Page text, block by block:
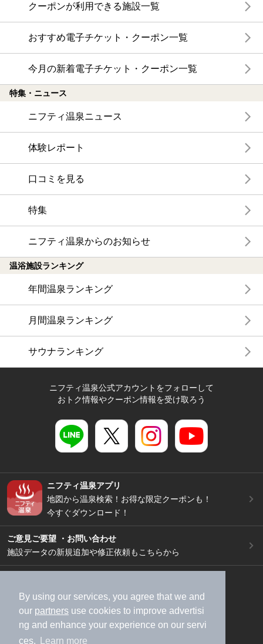
By using our services, you agree that we and
our partners use cookies to improve advertisi
ng and enhance your experience on our servi
ces.
Learn more
クーポンが利用できる施設一覧
おすすめ電子チケット・クーポン一覧
今月の新着電子チケット・クーポン一覧
特集・ニュース
ニフティ温泉ニュース
体験レポート
口コミを見る
特集
ニフティ温泉からのお知らせ
温浴施設ランキング
年間温泉ランキング
月間温泉ランキング
サウナランキング
ニフティ温泉公式アカウントをフォローして
おトク情報やクーポン情報を受け取ろう
ニフティ温泉アプリ
地図から温泉検索！お得な限定クーポンも！
今すぐダウンロード！
ご意見ご要望 ・お問い合わせ
施設データの新規追加や修正依頼もこちらから
加盟店募集（資料請求）
広告出稿のご案内
利用規約
ライフスタイルMEMBERS+規約
特定商取引法に基づく表記
ヘルプ
採用情報